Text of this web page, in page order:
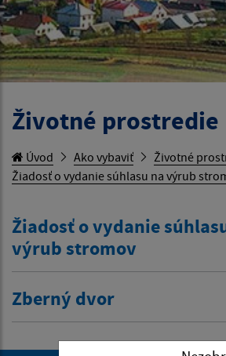
Životné prostredie
Úvod Ako vybaviť
Životné
Žiadosť o vydanie súhlasu na výrub
Žiadosť o vydanie
výrub stromov
Zberný dvor